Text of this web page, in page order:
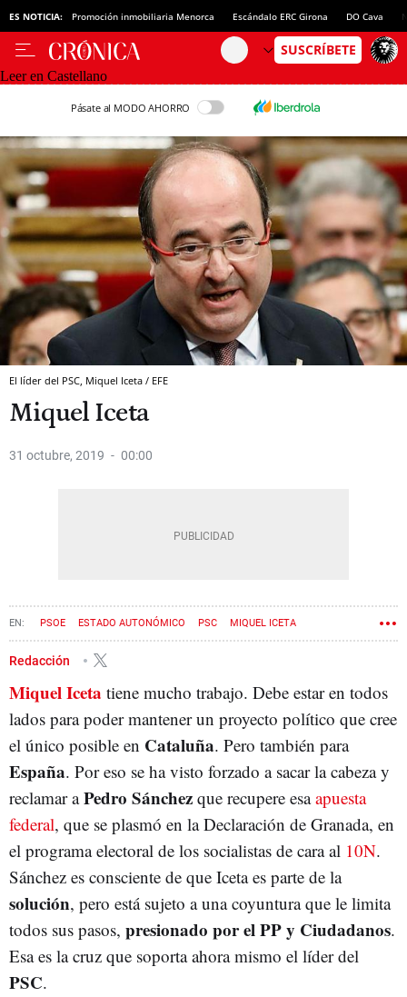
ES NOTICIA: Promoción inmobiliaria Menorca Escándalo ERC Girona DO Cava
Leer en Castellano
Pásate al MODO AHORRO
El líder del PSC, Miquel Iceta / EFE
Miquel Iceta
31 octubre, 2019 00:00
PSOE ESTADO AUTONÓMICO PSC MIQUEL ICETA
FEDERALISMO
Redacción
Miquel Iceta tiene mucho trabajo. Debe estar en todos
lados para poder mantener un proyecto político que cree
el único posible en Cataluña. Pero también para
España. Por eso se ha visto forzado a sacar la cabeza y
reclamar aPedro Sánchez que recupere esaapuesta
federal, que se plasmó en la Declaración de Granada, en
el programa electoral de los socialistas de cara al 10N.
Sánchez es consciente de que Iceta es parte de la
solución, pero está sujeto a una coyuntura que le limita
todos sus pasos, presionado por el PP y Ciudadanos.
Esa es la cruz que soporta ahora mismo el líder del
PSC.